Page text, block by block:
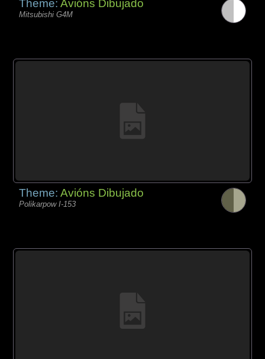
Theme:Avións Dibujado
Mitsubishi G4M
Theme:Avións Dibujado
Polikarpow I-153